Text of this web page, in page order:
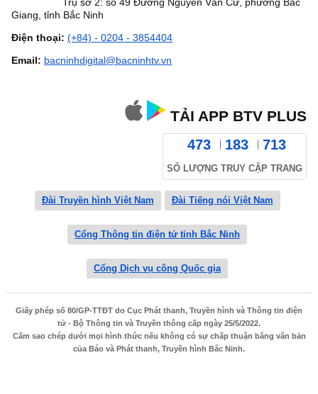
Giang, tỉnh Bắc Ninh
Điện thoại: (+84) - 0204 - 3854404
Email: bacninhdigital@bacninhtv.vn
TẢI APP BTV PLUS
473 183 713
SỐ LƯỢNG TRUY CẬP TRANG
Đài Truyền hình Việt Nam Đài Tiếng nói Việt Nam
Cổng Thông tin điện tử tỉnh Bắc Ninh
Cổng Dịch vụ công Quốc gia
Giấy phép số 80/GP-TTĐT do Cục Phát thanh, Truyền hình và Thông tin điện
tử - Bộ Thông tin và Truyền thông cấp ngày 25/5/2022.
Cấm sao chép dưới mọi hình thức nếu không có sự chấp thuận bằng văn bản
của Báo và Phát thanh, Truyền hình Bắc Ninh.